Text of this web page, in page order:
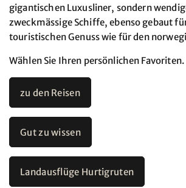
gigantischen Luxusliner, sondern
zweckmässige Schiffe, ebenso gebaut
touristischen Genuss wie für den
Wählen Sie Ihren persönlichen Favoriten.
zu den Reisen
Gut zu wissen
Landausflüge Hurtigruten